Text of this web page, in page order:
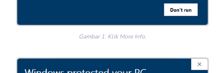
Gambar 1. Klik More Info.